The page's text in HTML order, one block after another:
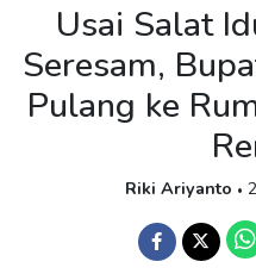
Usai Salat
Seresam,
Pulang ke
Riki Ariyanto •